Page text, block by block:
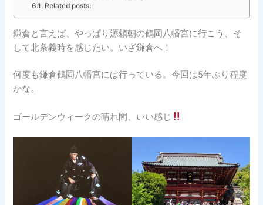
Related posts:
鎌倉と言えば、やっぱり源頼朝の鶴岡八幡宮に行こう、そ
して北条義時を感じたい。いざ鎌倉へ！
何度も鎌倉鶴岡八幡宮には行っている。今回は5年ぶり程度
かな。
ゴールデンウィークの晴れ間、いい感じ